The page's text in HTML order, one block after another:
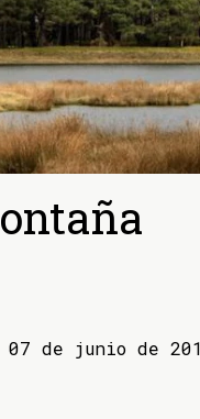
de junio de